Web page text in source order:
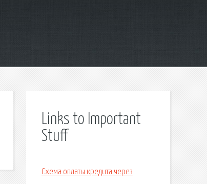
Links to Important
Stuff
Схема оплаты кредита через